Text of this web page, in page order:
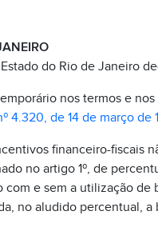
do Rio de Janeiro
nos termos e
4.320, de 14 de março de
financeiro-fiscais
no artigo 1º, de
e sem a utilização
no aludido percentual,